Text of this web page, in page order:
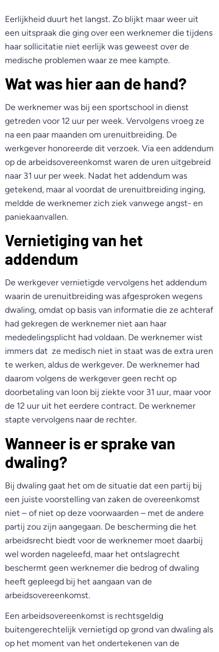
Eerlijkheid duurt het langst. Zo blijkt maar weer uit
een uitspraak die ging over een werknemer die tijdens
haar sollicitatie niet eerlijk was geweest over de
medische problemen waar ze mee kampte.
Wat was hier aan de hand?
De werknemer was bij een sportschool in dienst
getreden voor 12 uur per week. Vervolgens vroeg ze
na een paar maanden om urenuitbreiding. De
werkgever honoreerde dit verzoek. Via een addendum
op de arbeidsovereenkomst waren de uren uitgebreid
naar 31 uur per week. Nadat het addendum was
getekend, maar al voordat de urenuitbreiding inging,
meldde de werknemer zich ziek vanwege angst- en
paniekaanvallen.
Vernietiging van het
addendum
De werkgever vernietigde vervolgens het addendum
waarin de urenuitbreiding was afgesproken wegens
dwaling, omdat op basis van informatie die ze achteraf
had gekregen de werknemer niet aan haar
mededelingsplicht had voldaan. De werknemer wist
immers dat ze medisch niet in staat was de extra uren
te werken, aldus de werkgever. De werknemer had
daarom volgens de werkgever geen recht op
doorbetaling van loon bij ziekte voor 31 uur, maar voor
de 12 uur uit het eerdere contract. De werknemer
stapte vervolgens naar de rechter.
Wanneer is er sprake van
dwaling?
Bij dwaling gaat het om de situatie dat een partij bij
een juiste voorstelling van zaken de overeenkomst
niet – of niet op deze voorwaarden – met de andere
partij zou zijn aangegaan. De bescherming die het
arbeidsrecht biedt voor de werknemer moet daarbij
wel worden nageleefd, maar het ontslagrecht
beschermt geen werknemer die bedrog of dwaling
heeft gepleegd bij het aangaan van de
arbeidsovereenkomst.
Een arbeidsovereenkomst is rechtsgeldig
buitengerechtelijk vernietigd op grond van dwaling als
op het moment van het ondertekenen van de